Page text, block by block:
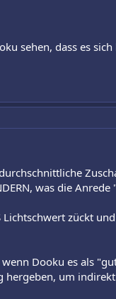
sehen, dass es
was die
zückt
Dooku es als
um